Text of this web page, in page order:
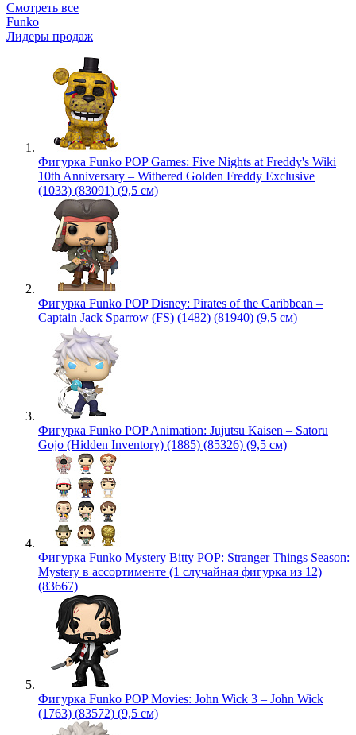
Смотреть все
Funko
Лидеры продаж
Фигурка Funko POP Games: Five Nights at Freddy's Wiki
10th Anniversary – Withered Golden Freddy Exclusive
(1033) (83091) (9,5 см)
Фигурка Funko POP Disney: Pirates of the Caribbean –
Captain Jack Sparrow (FS) (1482) (81940) (9,5 см)
Фигурка Funko POP Animation: Jujutsu Kaisen – Satoru
Gojo (Hidden Inventory) (1885) (85326) (9,5 см)
Фигурка Funko Mystery Bitty POP: Stranger Things Season:
Mystery в ассортименте (1 случайная фигурка из 12)
(83667)
Фигурка Funko POP Movies: John Wick 3 – John Wick
(1763) (83572) (9,5 см)